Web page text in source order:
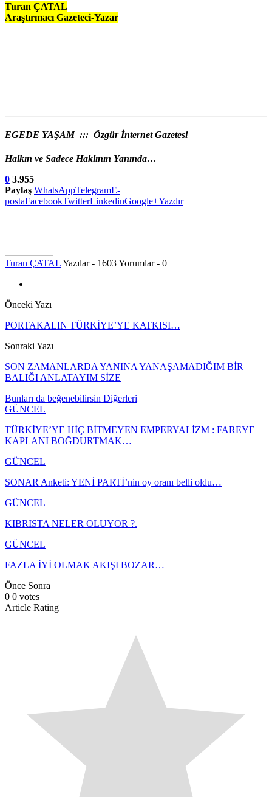
Turan ÇATAL
Araştırmacı Gazeteci-Yazar
EGEDE YAŞAM ::: Özgür İnternet Gazetesi
Halkın ve Sadece Haklının Yanında…
0 3.955
Paylaş WhatsAppTelegramE-
postaFacebookTwitterLinkedinGoogle+Yazdır
Turan ÇATALYazılar - 1603Yorumlar - 0
Önceki Yazı
PORTAKALIN TÜRKİYE’YE KATKISI…
Sonraki Yazı
SON ZAMANLARDA YANINA YANAŞAMADIĞIM BİR
BALIĞI ANLATAYIM SİZE
Bunları da beğenebilirsin Diğerleri
GÜNCEL
TÜRKİYE’YE HİÇ BİTMEYEN EMPERYALİZM : FAREYE
KAPLANI BOĞDURTMAK…
GÜNCEL
SONAR Anketi: YENİ PARTİ’nin oy oranı belli oldu…
GÜNCEL
KIBRISTA NELER OLUYOR ?.
GÜNCEL
FAZLA İYİ OLMAK AKIŞI BOZAR…
Önce Sonra
0 0 votes
Article Rating